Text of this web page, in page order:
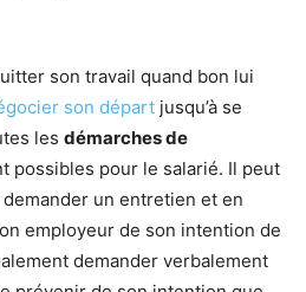
son travail quand bon lui
son départ jusqu’à se
les démarches de
possibles pour le salarié. Il peut
un entretien et en
employeur de son intention de
demander verbalement